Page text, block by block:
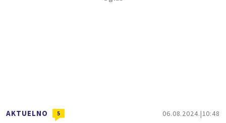
AKTUELNO 5 06.08.2024. 10:48